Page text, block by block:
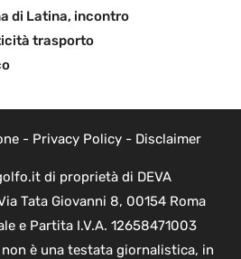
di Latina, incontro
trasporto
- Privacy Policy- Disclaimer
di proprietà di DEVA
Tata Giovanni 8, 00154 Roma
e Partita I.V.A. 12658471003
è una testata giornalistica, in